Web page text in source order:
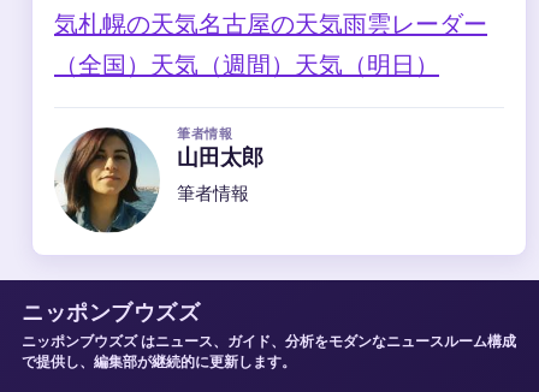
気札幌の天気名古屋の天気雨雲レーダー
（全国） 天気（週間） 天気（明日）
筆者情報
山田太郎
筆者情報
ニッポンブウズズ
ニッポンブウズズ はニュース、ガイド、分析をモダンなニュースルーム構成
で提供し、編集部が継続的に更新します。